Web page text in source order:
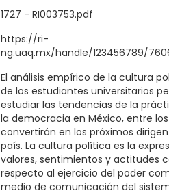
1727 - RI003753.pdf
https://ri-
ng.uaq.mx/handle/123456789/
El análisis empírico de la cultura
de los estudiantes universitarios
estudiar las tendencias de la
la democracia en México, entre
convertirán en los próximos
país. La cultura política es la
valores, sentimientos y actitudes
respecto al ejercicio del poder
medio de comunicación del